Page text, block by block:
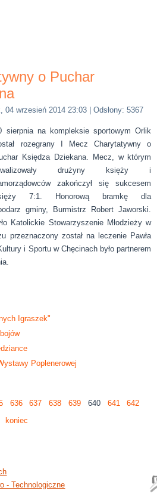
o Puchar
04 wrzesień 2014 23:03 | Odsłony: 5367
sierpnia na kompleksie sportowym Orlik
rozegrany I Mecz Charytatywny o
Księdza Dziekana. Mecz, w którym
drużyny księży i
zakończył się sukcesem
7:1. Honorową bramkę dla
gminy, Burmistrz Robert Jaworski.
Katolickie Stowarzyszenie Młodzieży w
przeznaczony został na leczenie Pawła
i Sportu w Chęcinach było partnerem
Igraszek"
Poplenerowej
636 637 638 639 640 641
642
koniec
- Technologiczne